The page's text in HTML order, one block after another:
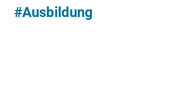
#Ausbildung